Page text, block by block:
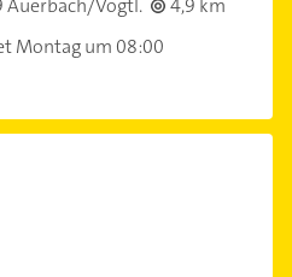
Auerbach/Vogtl.
4,9 km
Montag um 08:00